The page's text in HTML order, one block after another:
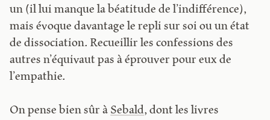
un (il lui manque la béatitude de l’indifférence),
mais évoque davantage le repli sur soi ou un état
de dissociation. Recueillir les confessions des
autres n’équivaut pas à éprouver pour eux de
l’empathie.
On pense bien sûr à Sebald, dont les livres